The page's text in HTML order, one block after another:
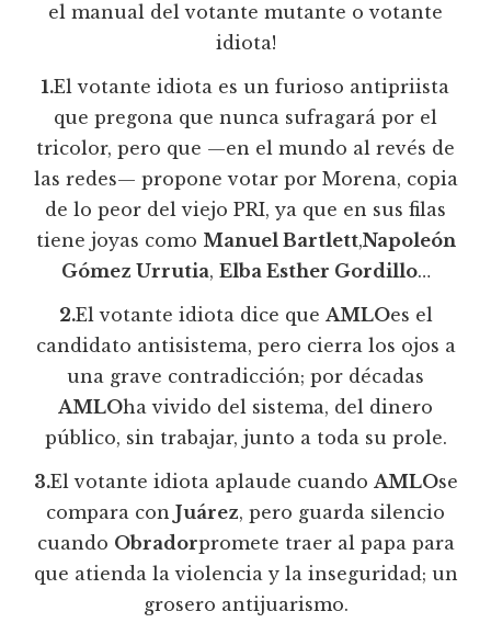
el manual del votante mutante o votante
idiota!
1.El votante idiota es un furioso antipriista
que pregona que nunca sufragará por el
tricolor, pero que —en el mundo al revés de
las redes— propone votar por Morena, copia
de lo peor del viejo PRI, ya que en sus filas
tiene joyas como Manuel Bartlett,Napoleón
Gómez Urrutia, Elba Esther Gordillo…
2.El votante idiota dice que AMLOes el
candidato antisistema, pero cierra los ojos a
una grave contradicción; por décadas
AMLOha vivido del sistema, del dinero
público, sin trabajar, junto a toda su prole.
3.El votante idiota aplaude cuando AMLOse
compara con Juárez, pero guarda silencio
cuando Obradorpromete traer al papa para
que atienda la violencia y la inseguridad; un
grosero antijuarismo.